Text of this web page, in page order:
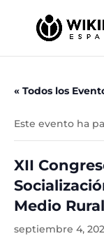
« Todos los
Este evento ha
XII
Medio Rural
septiembre 4,